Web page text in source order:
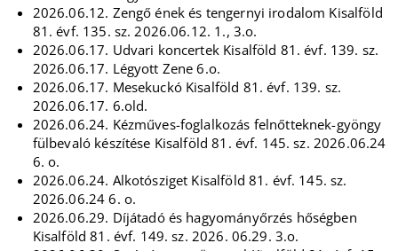
2026.06.12. Zengő ének és tengernyi irodalom Kisalföld
81. évf. 135. sz. 2026.06.12. 1., 3.o.
2026.06.17. Udvari koncertek Kisalföld 81. évf. 139. sz.
2026.06.17. Légyott Zene 6.o.
2026.06.17. Mesekuckó Kisalföld 81. évf. 139. sz.
2026.06.17. 6.old.
2026.06.24. Kézműves-foglalkozás felnőtteknek-gyöngy
fülbevaló készítése Kisalföld 81. évf. 145. sz. 2026.06.24
6. o.
2026.06.24. Alkotósziget Kisalföld 81. évf. 145. sz.
2026.06.24 6. o.
2026.06.29. Díjátadó és hagyományőrzés hőségben
Kisalföld 81. évf. 149. sz. 2026. 06.29. 3.o.